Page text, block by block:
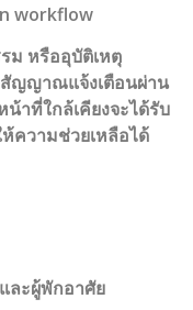
workflow
ม หรืออุบัติเหตุ
สัญญาณแจ้งเตือนผ่าน
าที่ใกล้เคียงจะได้รับ
ความช่วยเหลือได้
ละผู้พักอาศัย